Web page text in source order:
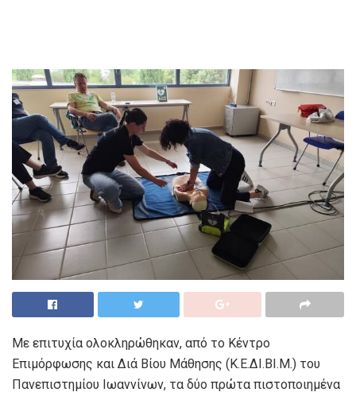
Με επιτυχία ολοκληρώθηκαν, από το Κέντρο
Επιμόρφωσης και Διά Βίου Μάθησης (Κ.Ε.ΔΙ.ΒΙ.Μ.) του
Πανεπιστημίου Ιωαννίνων, τα δύο πρώτα πιστοποιημένα